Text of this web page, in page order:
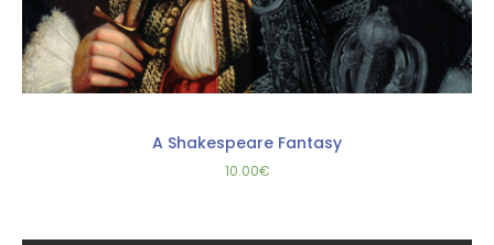
A Shakespeare Fantasy
10.00€